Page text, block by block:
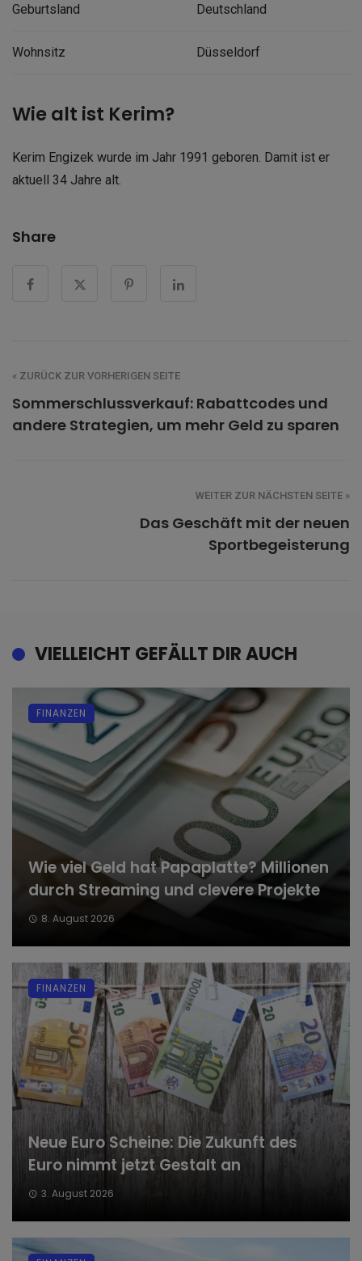
Geburtsland Deutschland
Wohnsitz Düsseldorf
Wie alt ist Kerim?
Kerim Engizek wurde im Jahr 1991 geboren. Damit ist er
aktuell 34 Jahre alt.
Share
« ZURÜCK ZUR VORHERIGEN SEITE
Sommerschlussverkauf: Rabattcodes und
andere Strategien, um mehr Geld zu sparen
WEITER ZUR NÄCHSTEN SEITE »
Das Geschäft mit der neuen
Sportbegeisterung
VIELLEICHT GEFÄLLT DIR AUCH
Wie viel Geld hat Papaplatte? Millionen
durch Streaming und clevere Projekte
8. August 2026
FINANZEN
Neue Euro Scheine: Die Zukunft des
Euro nimmt jetzt Gestalt an
3. August 2026
FINANZEN